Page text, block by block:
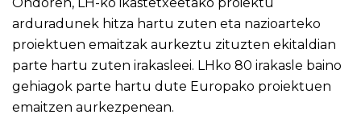
arduradunek hitza hartu zuten eta nazioarteko
proiektuen emaitzak aurkeztu zituzten ekitaldian
parte hartu zuten irakasleei. LHko 80 irakasle baino
gehiagok parte hartu dute Europako proiektuen
emaitzen aurkezpenean.